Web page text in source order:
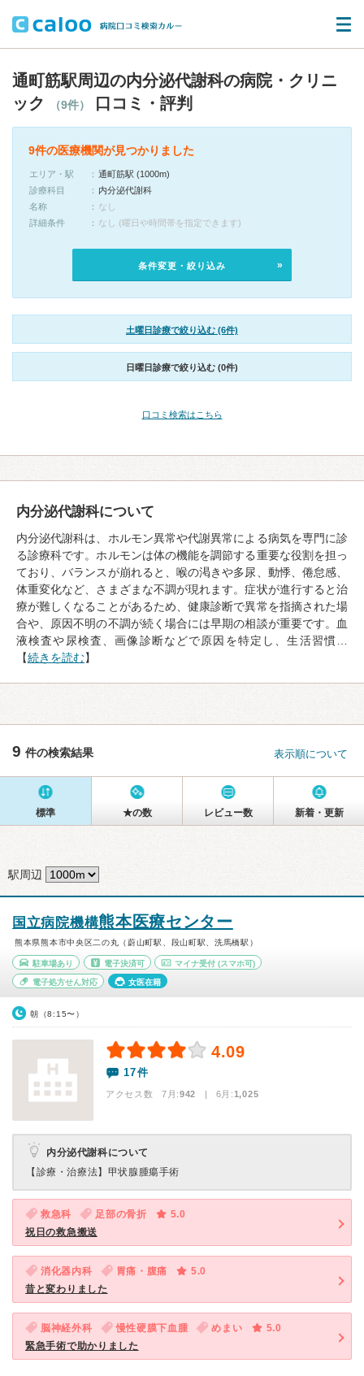
通町筋駅周辺の内分泌代謝科の病院・クリニ
ック
（9件） 口コミ・評判
9件の医療機関が見つかりました
エリア・駅
通町筋駅 (1000m)
診療科目
内分泌代謝科
名称
なし
詳細条件
なし (曜日や時間帯を指定できます)
条件変更・絞り込み
土曜日診療で絞り込む (6件)
日曜日診療で絞り込む (0件)
口コミ検索はこちら
内分泌代謝科について
内分泌代謝科は、ホルモン異常や代謝異常による病気を専門に診
る診療科です。ホルモンは体の機能を調節する重要な役割を担っ
ており、バランスが崩れると、喉の渇きや多尿、動悸、倦怠感、
体重変化など、さまざまな不調が現れます。症状が進行すると治
療が難しくなることがあるため、健康診断で異常を指摘された場
合や、原因不明の不調が続く場合には早期の相談が重要です。血
液検査や尿検査、画像診断などで原因を特定し、生活習慣…
【続きを読む】
9 件の検索結果 表示順について
標準 ★の数 レビュー数 新着・更新
駅周辺
国立病院機構熊本医療センター
熊本県熊本市中央区二の丸（蔚山町駅、段山町駅、洗馬橋駅）
駐車場あり 電子決済可 マイナ受付 (スマホ可)
電子処方せん対応 女医在籍
朝（8:15〜）
4.09
17件
アクセス数 7月:942 | 6月:1,025
内分泌代謝科について
【診療・治療法】 甲状腺腫瘍手術
救急科 足部の骨折
5.0
祝日の救急搬送
消化器内科 胃痛・腹痛
5.0
昔と変わりました
脳神経外科 慢性硬膜下血腫 めまい
5.0
緊急手術で助かりました